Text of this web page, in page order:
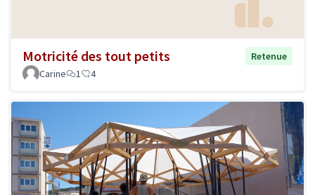
Motricité des tout petits
Retenue
Carine
1 4